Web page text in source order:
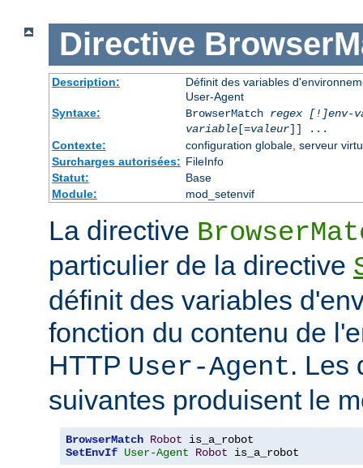
Directive
Description:
Définit des variables
User-Agent
Syntaxe:
BrowserMatch regex [!]env-
variable[=valeur]] ...
Contexte:
configuration globale, serveur
Surcharges autorisées: FileInfo
Statut:
Base
Module:
mod_setenvif
La directive
particulier de la directive
définit des variables
fonction du contenu de
HTTP User-Agent. Les
suivantes produisent le
BrowserMatch Robot
SetEnvIf User-Agent Robot is_a_robot